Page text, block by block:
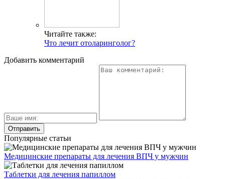
Читайте также:
Что лечит отоларинголог?
Добавить комментарий
Популярные статьи
Медицинские препараты для лечения ВПЧ у мужчин
Таблетки для лечения папиллом